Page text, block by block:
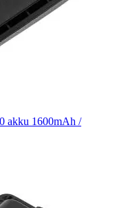
akku 1600mAh /